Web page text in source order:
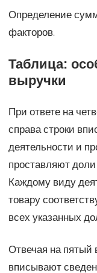
Определение
факторов.
Таблица:
выручки
При ответе на
справа строки
деятельности и
проставляют
Каждому виду
товару
всех указанных
Отвечая на пятый
вписывают